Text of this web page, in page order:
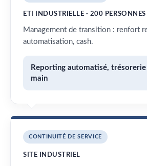
ETI INDUSTRIELLE · 200 PERSONNES
Management de transition : renfort
automatisation, cash.
Reporting automatisé,
main
CONTINUITÉ DE SERVICE
SITE INDUSTRIEL